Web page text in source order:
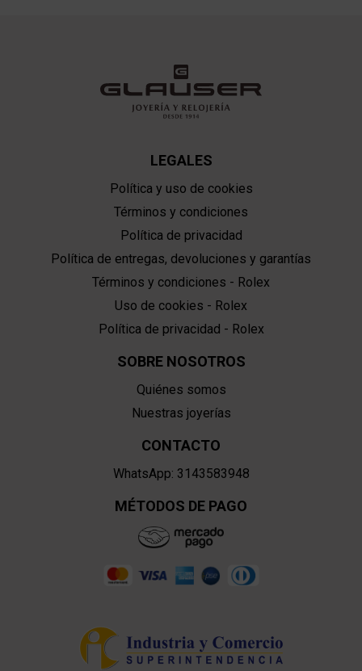
LEGALES
Política y uso de cookies
Términos y condiciones
Política de privacidad
Política de entregas, devoluciones y garantías
Términos y condiciones - Rolex
Uso de cookies - Rolex
Política de privacidad - Rolex
SOBRE NOSOTROS
Quiénes somos
Nuestras joyerías
CONTACTO
WhatsApp: 3143583948
MÉTODOS DE PAGO